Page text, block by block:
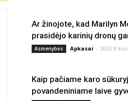
Ar žinojote, kad Marilyn
prasidėjo karinių dronų
Asmenybės Apkasai - 2020 8
Kaip pačiame karo
povandeniniame laive